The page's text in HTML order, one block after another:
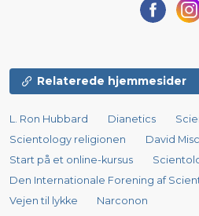
Relaterede hjemmesider
L. Ron Hubbard Dianetics
Scientology religionen
David
Start på et online-kursus
Den Internationale Forening af
Vejen til lykke
Narconon